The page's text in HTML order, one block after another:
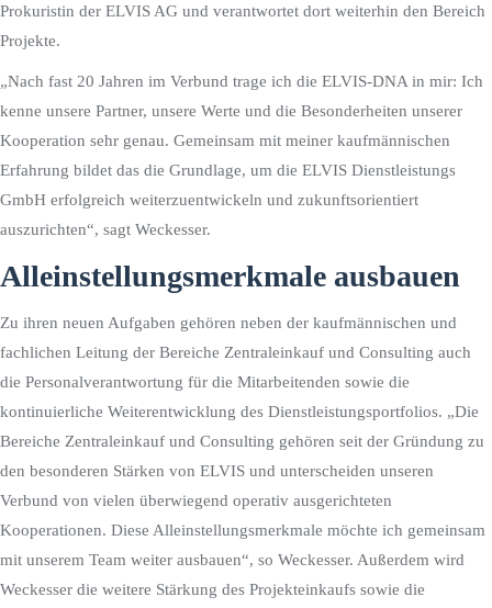
Prokuristin der ELVIS AG und verantwortet dort weiterhin den Bereich
Projekte.
„Nach fast 20 Jahren im Verbund trage ich die ELVIS-DNA in mir: Ich
kenne unsere Partner, unsere Werte und die Besonderheiten unserer
Kooperation sehr genau. Gemeinsam mit meiner kaufmännischen
Erfahrung bildet das die Grundlage, um die ELVIS Dienstleistungs
GmbH erfolgreich weiterzuentwickeln und zukunftsorientiert
auszurichten“, sagt Weckesser.
Alleinstellungsmerkmale ausbauen
Zu ihren neuen Aufgaben gehören neben der kaufmännischen und
fachlichen Leitung der Bereiche Zentraleinkauf und Consulting auch
die Personalverantwortung für die Mitarbeitenden sowie die
kontinuierliche Weiterentwicklung des Dienstleistungsportfolios. „Die
Bereiche Zentraleinkauf und Consulting gehören seit der Gründung zu
den besonderen Stärken von ELVIS und unterscheiden unseren
Verbund von vielen überwiegend operativ ausgerichteten
Kooperationen. Diese Alleinstellungsmerkmale möchte ich gemeinsam
mit unserem Team weiter ausbauen“, so Weckesser. Außerdem wird
Weckesser die weitere Stärkung des Projekteinkaufs sowie die